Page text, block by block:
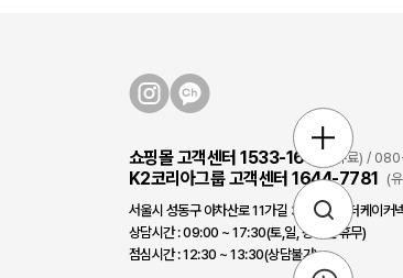
쇼핑몰 고객센터 1533-1631 (유료) /
K2코리아그룹 고객센터 1644-7781 (
서울시 성동구 아차산로 11가길 3, 2층/(주)더케이커
상담시간 : 09:00 ~ 17:30(토,일, 공휴일 휴무)
점심시간 : 12:30 ~ 13:30(상담불가)